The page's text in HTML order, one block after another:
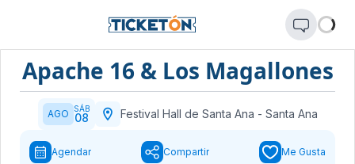
Apache 16 & Los Magallones
AGO SÁB
08 Festival Hall de Santa Ana - Santa Ana
Agendar Compartir Me Gusta